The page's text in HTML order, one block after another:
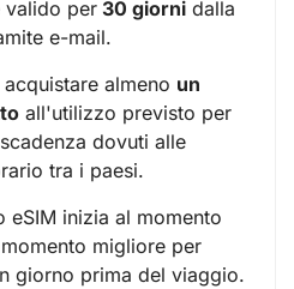
valido per 30 giorni dalla
e-mail.
almeno un
all'utilizzo previsto per
dovuti alle
tra i paesi.
eSIM inizia al momento
migliore per
giorno prima del viaggio.